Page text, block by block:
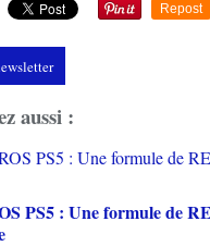
Repost
aussi :
PS5 : Une formule de